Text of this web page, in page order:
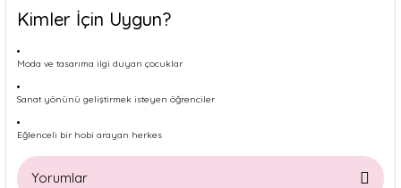
Kimler İçin Uygun?
Moda ve tasarıma ilgi duyan çocuklar
Sanat yönünü geliştirmek isteyen öğrenciler
Eğlenceli bir hobi arayan herkes
Yorumlar